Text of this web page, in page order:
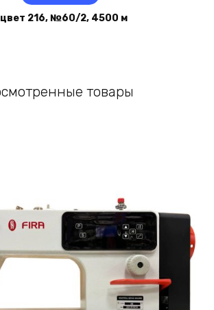
цвет 216, №60/2, 4500 м
товары